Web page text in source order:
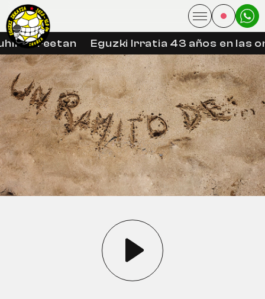
libreetan Eguzki Irratia 43 años en las